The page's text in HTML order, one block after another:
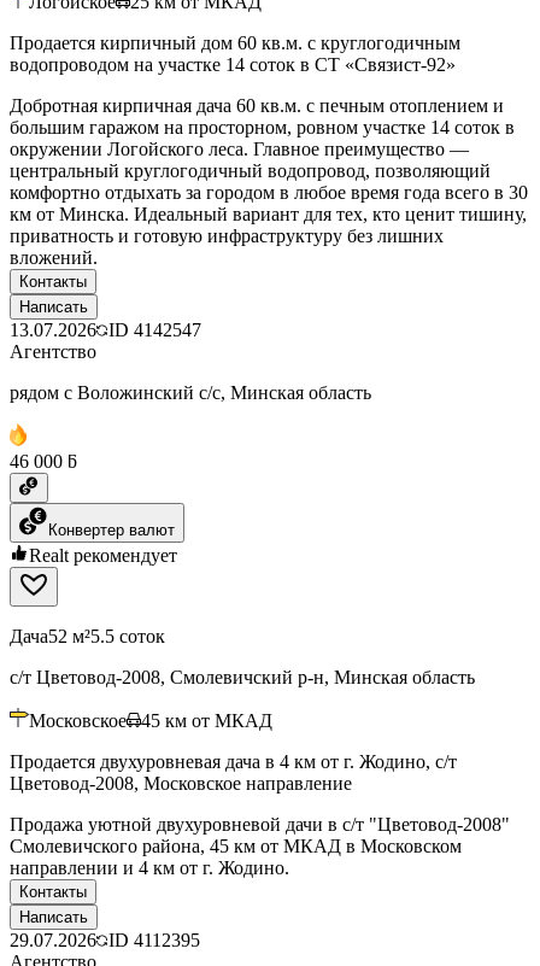
Продается кирпичный дом 60 кв.м. с круглогодичным
водопроводом на участке 14 соток в СТ «Связист-92»
Добротная кирпичная дача 60 кв.м. с печным отоплением и
большим гаражом на просторном, ровном участке 14 соток в
окружении Логойского леса. Главное преимущество —
центральный круглогодичный водопровод, позволяющий
комфортно отдыхать за городом в любое время года всего в 30
км от Минска. Идеальный вариант для тех, кто ценит тишину,
приватность и готовую инфраструктуру без лишних
вложений.
Контакты
Написать
13.07.2026 ID 4142547
Агентство
рядом с Воложинский с/с, Минская область
46 000 ƃ
Конвертер валют
Realt рекомендует
Дача52 м²5.5 соток
с/т Цветовод-2008, Смолевичский р-н, Минская область
Московское 45 км от МКАД
Продается двухуровневая дача в 4 км от г. Жодино, с/т
Цветовод-2008, Московское направление
Продажа уютной двухуровневой дачи в с/т "Цветовод-2008"
Смолевичского района, 45 км от МКАД в Московском
направлении и 4 км от г. Жодино.
Контакты
Написать
29.07.2026 ID 4112395
Агентство